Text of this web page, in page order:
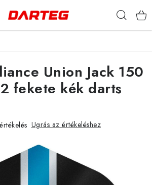
Union Jack 150
fekete kék darts
Ugrás az értékeléshez